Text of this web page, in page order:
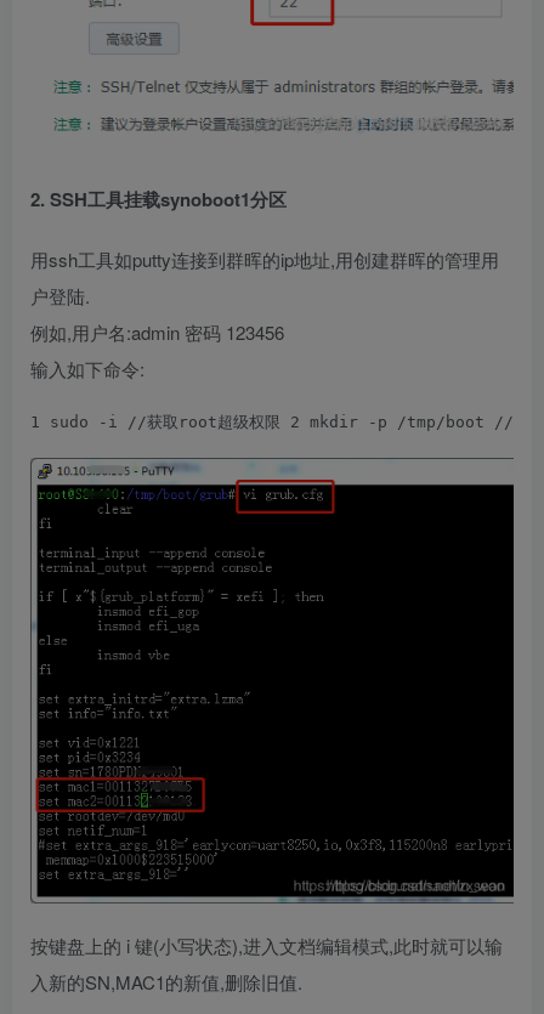
2. SSH工具挂载synoboot1分区
用ssh工具如putty连接到群晖的ip地址,用创建群晖的管理用
户登陆.
例如,用户名:admin 密码 123456
输入如下命令:
1 sudo -i //获取root超级权限 2 mkdir -p /tmp/boot //
按键盘上的 i 键(小写状态),进入文档编辑模式,此时就可以输
入新的SN,MAC1的新值,删除旧值.